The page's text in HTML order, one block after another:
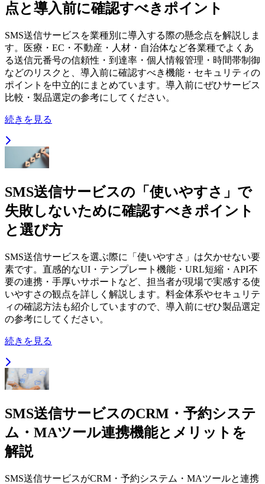
点と導入前に確認すべきポイント
SMS送信サービスを業種別に導入する際の懸念点を解説しま
す。医療・EC・不動産・人材・自治体など各業種でよくあ
る送信元番号の信頼性・到達率・個人情報管理・時間帯制御
などのリスクと、導入前に確認すべき機能・セキュリティの
ポイントを中立的にまとめています。導入前にぜひサービス
比較・製品選定の参考にしてください。
続きを見る
SMS送信サービスの「使いやすさ」で
失敗しないために確認すべきポイント
と選び方
SMS送信サービスを選ぶ際に「使いやすさ」は欠かせない要
素です。直感的なUI・テンプレート機能・URL短縮・API不
要の連携・手厚いサポートなど、担当者が現場で実感する使
いやすさの観点を詳しく解説します。料金体系やセキュリテ
ィの確認方法も紹介していますので、導入前にぜひ製品選定
の参考にしてください。
続きを見る
SMS送信サービスのCRM・予約システ
ム・MAツール連携機能とメリットを
解説
SMS送信サービスがCRM・予約システム・MAツールと連携